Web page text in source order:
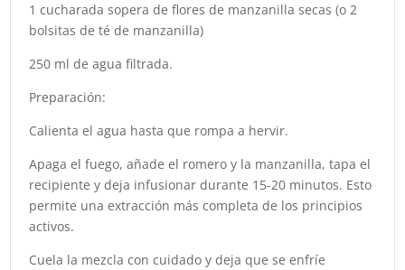
1 cucharada sopera de flores de manzanilla secas (o 2
bolsitas de té de manzanilla)
250 ml de agua filtrada.
Preparación:
Calienta el agua hasta que rompa a hervir.
Apaga el fuego, añade el romero y la manzanilla, tapa el
recipiente y deja infusionar durante 15-20 minutos. Esto
permite una extracción más completa de los principios
activos.
Cuela la mezcla con cuidado y deja que se enfríe